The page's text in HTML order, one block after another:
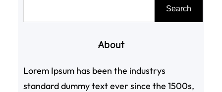
Search
About
Lorem Ipsum has been the industrys
standard dummy text ever since the 1500s,